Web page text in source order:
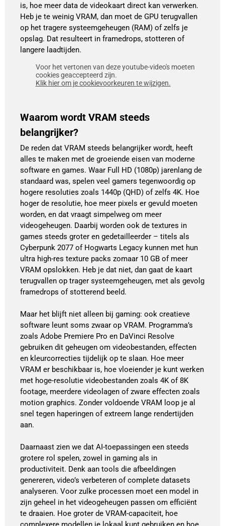
is, hoe meer data de videokaart direct kan verwerken.
Heb je te weinig VRAM, dan moet de GPU terugvallen
op het tragere systeemgeheugen (RAM) of zelfs je
opslag. Dat resulteert in framedrops, stotteren of
langere laadtijden.
Voor het vertonen van deze youtube-video's moeten
cookies geaccepteerd zijn.
Klik hier om je cookievoorkeuren te wijzigen.
De reden dat VRAM steeds belangrijker wordt, heeft
alles te maken met de groeiende eisen van moderne
software en games. Waar Full HD (1080p) jarenlang de
standaard was, spelen veel gamers tegenwoordig op
hogere resoluties zoals 1440p (QHD) of zelfs 4K. Hoe
hoger de resolutie, hoe meer pixels er gevuld moeten
worden, en dat vraagt simpelweg om meer
videogeheugen. Daarbij worden ook de textures in
games steeds groter en gedetailleerder – titels als
Cyberpunk 2077 of Hogwarts Legacy kunnen met hun
ultra high-res texture packs zomaar 10 GB of meer
VRAM opslokken. Heb je dat niet, dan gaat de kaart
terugvallen op trager systeemgeheugen, met als gevolg
framedrops of stotterend beeld.
Maar het blijft niet alleen bij gaming: ook creatieve
software leunt soms zwaar op VRAM. Programma’s
zoals Adobe Premiere Pro en DaVinci Resolve
gebruiken dit geheugen om videobestanden, effecten
en kleurcorrecties tijdelijk op te slaan. Hoe meer
VRAM er beschikbaar is, hoe vloeiender je kunt werken
met hoge-resolutie videobestanden zoals 4K of 8K
footage, meerdere videolagen of zware effecten zoals
motion graphics. Zonder voldoende VRAM loop je al
snel tegen haperingen of extreem lange rendertijden
aan.
Daarnaast zien we dat AI-toepassingen een steeds
grotere rol spelen, zowel in gaming als in
productiviteit. Denk aan tools die afbeeldingen
genereren, video’s verbeteren of complete datasets
analyseren. Voor zulke processen moet een model in
zijn geheel in het videogeheugen passen om efficiënt
te draaien. Hoe groter de VRAM-capaciteit, hoe
Waarom wordt VRAM steeds
belangrijker?